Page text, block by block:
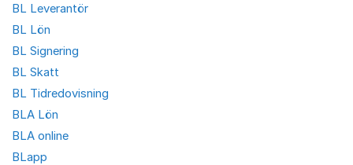
BL Leverantör
BL Lön
BL Signering
BL Skatt
BL Tidredovisning
BLA Lön
BLA online
BLapp